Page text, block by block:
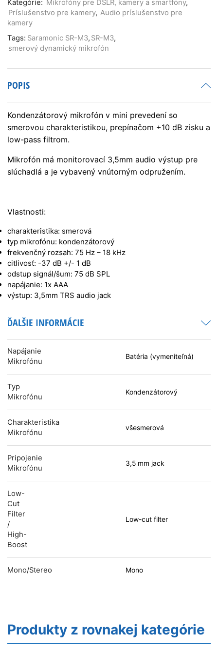
dynamický
mini
mikrofón
Kategórie: Mikrofóny pre DSLR, kamery a smartfóny,
Príslušenstvo pre kamery, Audio príslušenstvo pre
kamery
Tags: Saramonic SR-M3, SR-M3,
smerový dynamický mikrofón
POPIS
Kondenzátorový mikrofón v mini prevedení so
smerovou charakteristikou, prepínačom +10 dB zisku a
low-pass filtrom.
Mikrofón má monitorovací 3,5mm audio výstup pre
slúchadlá a je vybavený vnútorným odpružením.
Vlastnosti:
charakteristika: smerová
typ mikrofónu: kondenzátorový
frekvenčný rozsah: 75 Hz – 18 kHz
citlivosť: -37 dB +/- 1 dB
odstup signál/šum: 75 dB SPL
napájanie: 1x AAA
výstup: 3,5mm TRS audio jack
ĎALŠIE INFORMÁCIE
Napájanie
Mikrofónu
Batéria (vymeniteľná)
Typ
Mikrofónu
Kondenzátorový
Charakteristika
Mikrofónu
všesmerová
Pripojenie
Mikrofónu
3,5 mm jack
Low-
Cut
Filter
/
High-
Boost
Low-cut filter
Mono/stereo Mono
Produkty z rovnakej kategórie